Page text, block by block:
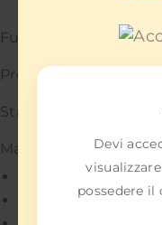
Funzionale
Preferenze
Statistiche
Marketing
Gestisci opzioni
Gestisci servizi
Devi
possedere il